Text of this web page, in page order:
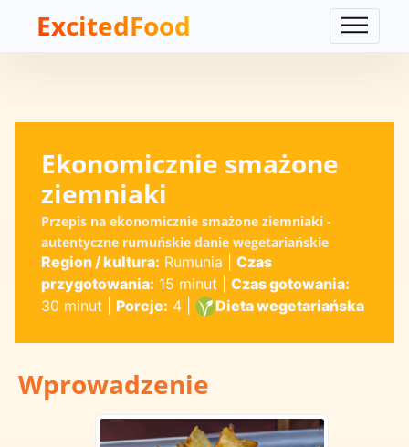
ExcitedFood
Ekonomicznie smażone
ziemniaki
Przepis na ekonomicznie smażone ziemniaki -
autentyczne rumuńskie danie wegetariańskie
Region / kultura: Rumunia
Czas
przygotowania: 15 minut
Czas gotowania:
30 minut
Porcje: 4| Dieta wegetariańska
Wprowadzenie